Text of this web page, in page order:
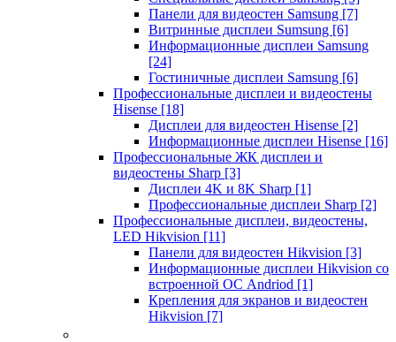
Панели для видеостен Samsung [7]
Витринные дисплеи Sumsung [6]
Информационные дисплеи Samsung
[24]
Гостиничные дисплеи Samsung [6]
Профессиональные дисплеи и видеостены
Hisense [18]
Дисплеи для видеостен Hisense [2]
Информационные дисплеи Hisense [16]
Профессиональные ЖК дисплеи и
видеостены Sharp [3]
Дисплеи 4K и 8K Sharp [1]
Профессиональные дисплеи Sharp [2]
Профессиональные дисплеи, видеостены,
LED Hikvision [11]
Панели для видеостен Hikvision [3]
Информационные дисплеи Hikvision со
встроенной ОС Andriod [1]
Крепления для экранов и видеостен
Hikvision [7]